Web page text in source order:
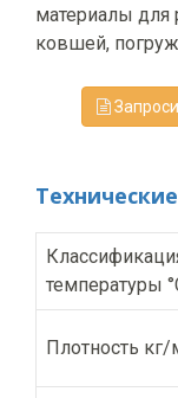
материалы
ковшей,
температуры
Плотность кг/